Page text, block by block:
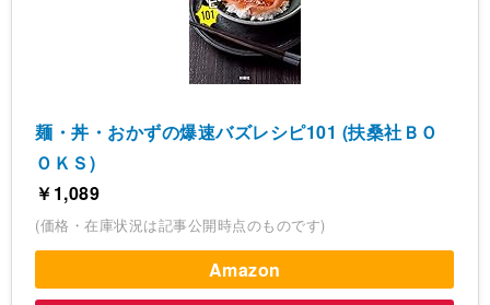
麺・丼・おかずの爆速バズレシピ101 (扶桑社ＢＯ
ＯＫＳ)
￥1,089
(価格・在庫状況は記事公開時点のものです)
Amazon